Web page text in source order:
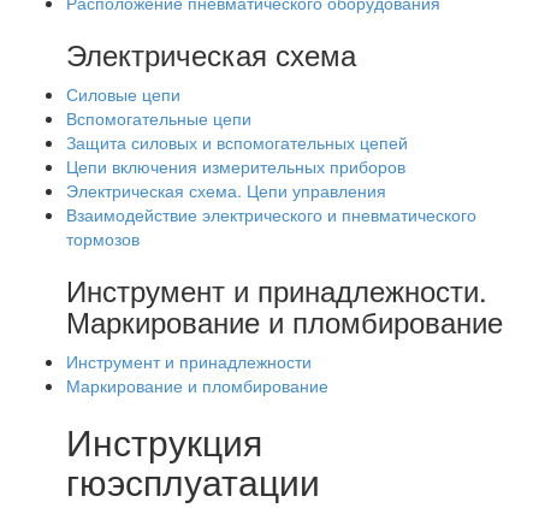
Электрическая схема
Силовые цепи
Вспомогательные цепи
Защита силовых и вспомогательных цепей
Цепи включения измерительных приборов
Электрическая схема. Цепи управления
Взаимодействие электрического и пневматического
тормозов
Инструмент и принадлежности.
Маркирование и пломбирование
Инструмент и принадлежности
Маркирование и пломбирование
Инструкция
гюэсплуатации